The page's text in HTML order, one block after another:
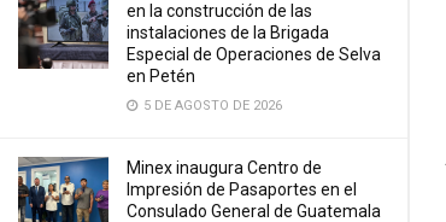
en la construcción de las
instalaciones de la Brigada
Especial de Operaciones de Selva
en Petén
5 DE AGOSTO DE 2026
Minex inaugura Centro de
Impresión de Pasaportes en el
Consulado General de Guatemala